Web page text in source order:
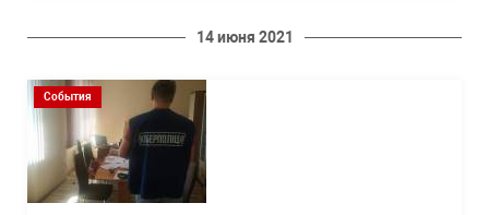
14 июня 2021
События